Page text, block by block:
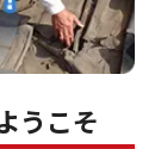
うこそ